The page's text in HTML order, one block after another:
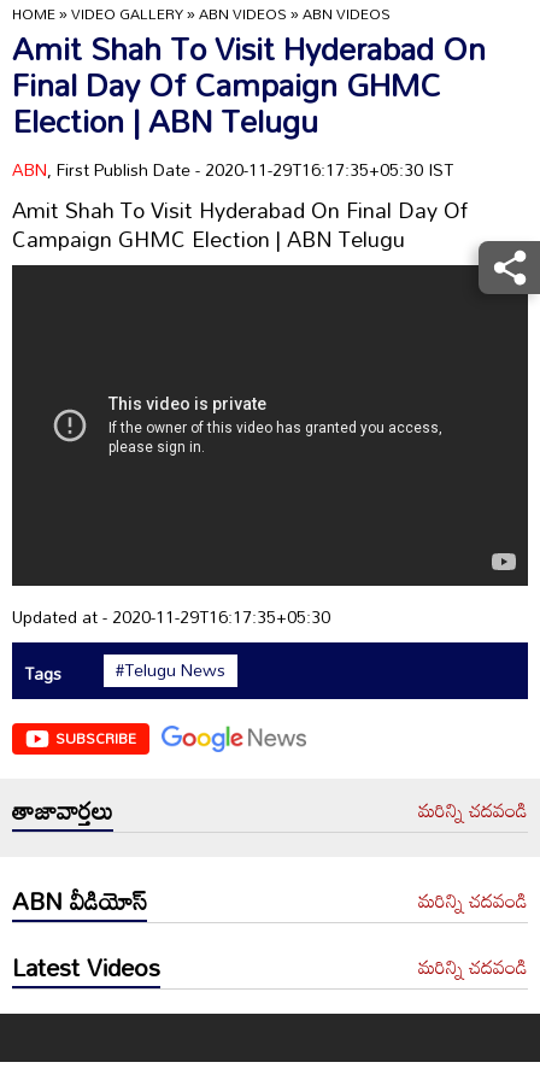
HOME»VIDEO GALLERY»ABN VIDEOS»ABN VIDEOS
Amit Shah To Visit Hyderabad On
Final Day Of Campaign GHMC
Election | ABN Telugu
ABN, First Publish Date - 2020-11-29T16:17:35+05:30 IST
Amit Shah To Visit Hyderabad On Final Day Of
Campaign GHMC Election | ABN Telugu
Updated at - 2020-11-29T16:17:35+05:30
Tags
#Telugu News
SUBSCRIBE
తాజావార్తలు మరిన్ని చదవండి
ABN వీడియోస్ మరిన్ని చదవండి
Latest Videos మరిన్ని చదవండి